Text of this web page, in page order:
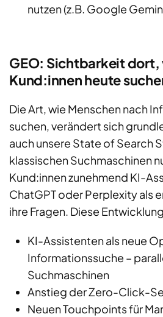
nutzen (z.B. Google
GEO: Sichtbarkeit dort,
Kund:innen heute
Die Art, wie Menschen nach
suchen, verändert sich
auch unsere State of Search
klassischen Suchmaschinen
Kund:innen zunehmend KI-
ChatGPT oder Perplexity als
ihre Fragen. Diese
KI-Assistenten als neue
Informationssuche –
Suchmaschinen
Anstieg der Zero-Click-
Neuen Touchpoints für